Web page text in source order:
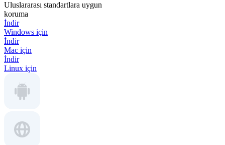
Uluslararası standartlara uygun
koruma
İndir
Windows için
İndir
Mac için
İndir
Linux için